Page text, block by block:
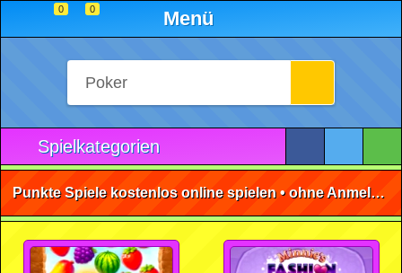
0 0 Menü
Spielkategorien
Punkte Spiele kostenlos online spielen • ohne Anmeldung 🕹️